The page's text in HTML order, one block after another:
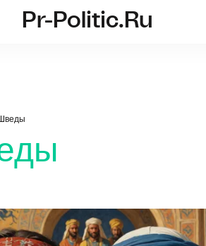
pr-politic.ru
Pr-Politic.ru
Шведы